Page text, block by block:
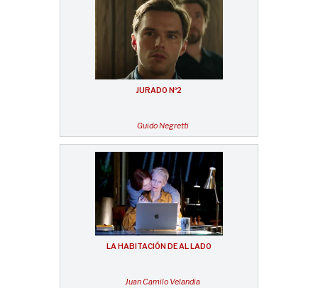
JURADO Nº2
Guido Negretti
LA HABITACIÓN DE AL LADO
Juan Camilo Velandia